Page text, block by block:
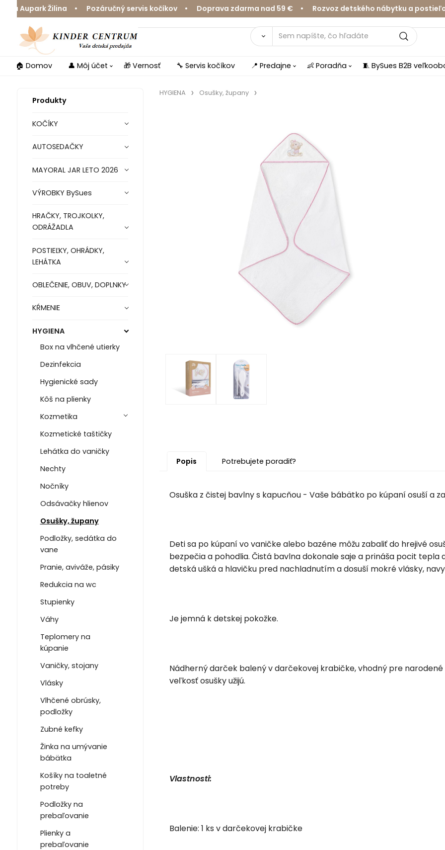
Žilina • Pozáručný servis kočíkov • Doprava zdarma nad 59 € • Rozvoz detského nábytku a postieľok v
🏠 Domov 👤 Môj účet 🎁 Vernosť 🔧 Servis kočíkov 📍 Predajne 👶 Poradňa 🧵 BySues B2B
Produkty
KOČÍKY
AUTOSEDAČKY
MAYORAL JAR LETO 2026
VÝROBKY BySues
HRAČKY, TROJKOLKY,
ODRÁŽADLA
POSTIEĽKY, OHRÁDKY,
LEHÁTKA
OBLEČENIE, OBUV, DOPLNKY
KŔMENIE
HYGIENA
Box na vlhčené utierky
Dezinfekcia
Hygienické sady
Kôš na plienky
Kozmetika
Kozmetické taštičky
Lehátka do vaničky
Nechty
Nočníky
Odsávačky hlienov
Osušky, župany
Podložky, sedátka do
vane
Pranie, aviváže, pásiky
Redukcia na wc
Stupienky
Váhy
Teplomery na
kúpanie
Vaničky, stojany
Vlásky
Vlhčené obrúsky,
podložky
Zubné kefky
Žinka na umývanie
bábätka
Košíky na toaletné
potreby
Podložky na
prebaľovanie
Plienky a
prebaľovanie
HYGIENA Osušky, župany
Popis Potrebujete poradiť?
Osuška z čistej bavlny s kapucňou - Vaše bábätko po kúpaní osuší a
Deti sa po kúpaní vo vaničke alebo bazéne môžu zabaliť do hrejivé
bezpečia a pohodlia. Čistá bavlna dokonale saje a prináša pocit tepla
detská ušká a hlavičku pred nachladnutím a dosuší mokré vlásky,
Je jemná k detskej pokožke.
Nádherný darček balený v darčekovej krabičke, vhodný pre
veľkosť osušky užijú.
Vlastnosti:
Balenie: 1 ks v darčekovej krabičke